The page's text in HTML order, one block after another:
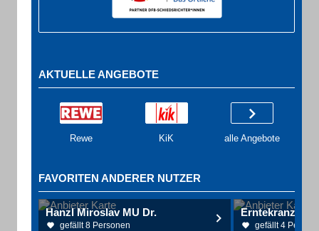
AKTUELLE ANGEBOTE
Rewe KiK alle Angebote
FAVORITEN ANDERER NUTZER
Hanzl Miroslav MU Dr.
gefällt 8 Personen gefällt 4